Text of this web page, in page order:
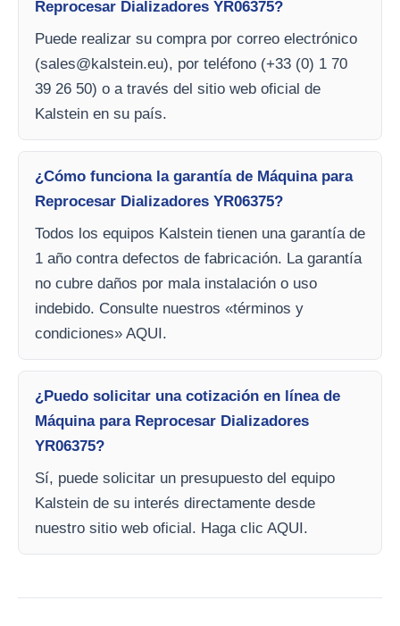
Reprocesar Dializadores YR06375?
Puede realizar su compra por correo electrónico
(sales@kalstein.eu), por teléfono (+33 (0) 1 70
39 26 50) o a través del sitio web oficial de
Kalstein en su país.
¿Cómo funciona la garantía de Máquina para
Reprocesar Dializadores YR06375?
Todos los equipos Kalstein tienen una garantía de
1 año contra defectos de fabricación. La garantía
no cubre daños por mala instalación o uso
indebido. Consulte nuestros «términos y
condiciones» AQUI.
¿Puedo solicitar una cotización en línea de
Máquina para Reprocesar Dializadores
YR06375?
Sí, puede solicitar un presupuesto del equipo
Kalstein de su interés directamente desde
nuestro sitio web oficial. Haga clic AQUI.